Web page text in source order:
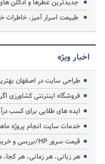
طبیعت اسرار آمیز، خاطرات
اخبار ویژه
طراحی سایت در اصفهان
فروشگاه اینترنتی کشاورزی
ایده های طلایی برای کسب
خدمات سایت انجام پروژه
قیمت سرور HP/بررسی و خرید سرور اچ پی
هر زبانی، هر زمانی، هر کجا،